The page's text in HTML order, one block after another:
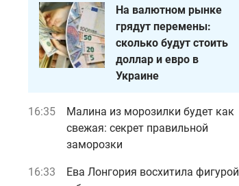
На валютном рынке
грядут перемены:
сколько будут стоить
доллар и евро в
Украине
16:35
Малина из морозилки будет как
свежая: секрет правильной
заморозки
16:33
Ева Лонгория восхитила фигурой